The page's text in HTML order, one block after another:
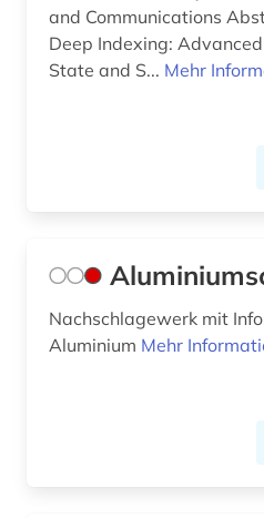
elektrooptik (4)
emblem (1)
en-norm (1)
en-normen (1)
and Communications
Deep Indexing:
State and S... Mehr
Nachschlagewerk mit
Aluminium Mehr